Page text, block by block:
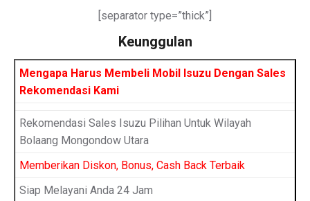
[separator type=”thick”]
Keunggulan
Mengapa Harus Membeli Mobil Isuzu Dengan Sales
Rekomendasi Kami
Rekomendasi Sales Isuzu Pilihan Untuk Wilayah
Bolaang Mongondow Utara
Memberikan Diskon, Bonus, Cash Back Terbaik
Siap Melayani Anda 24 Jam